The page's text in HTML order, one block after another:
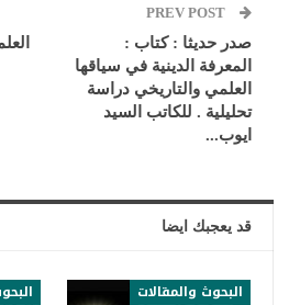
صدر حديثا : كتاب :
المعرفة الدينية في سياقها
العلمي والتاريخي دراسة
تحليلية . للكاتب السيد
ايوب...
قد يعجبك ايضا
البحوث والمقالات